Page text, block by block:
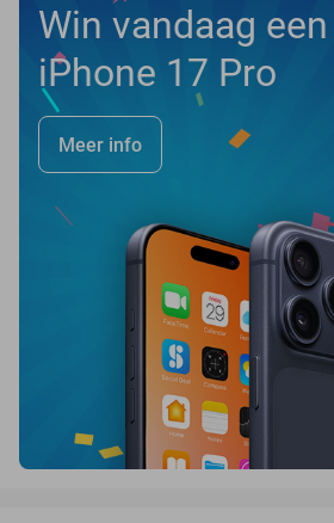
Win vandaag
iPhone 17 Pro
Meer info